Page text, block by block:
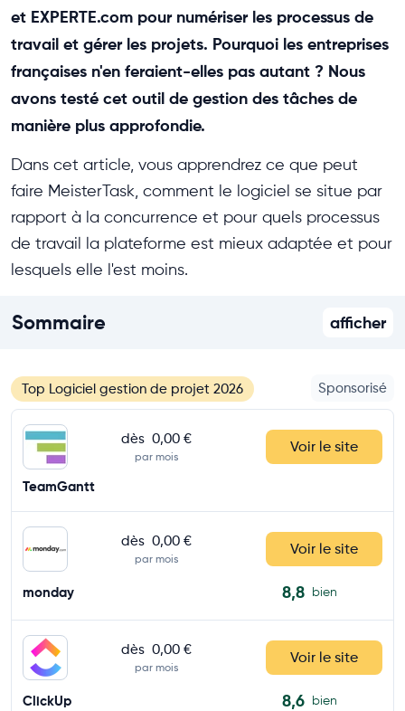
et EXPERTE.com pour numériser les processus de
travail et gérer les projets. Pourquoi les entreprises
françaises n'en feraient-elles pas autant ? Nous
avons testé cet outil de gestion des tâches de
manière plus approfondie.
Dans cet article, vous apprendrez ce que peut
faire MeisterTask, comment le logiciel se situe par
rapport à la concurrence et pour quels processus
de travail la plateforme est mieux adaptée et pour
lesquels elle l'est moins.
Sommaire afficher
Top Logiciel gestion de projet 2026 Sponsorisé
dès 0,00 €
par mois
Voir le site
TeamGantt
dès 0,00 €
par mois
Voir le site
monday 8,8 bien
dès 0,00 €
par mois
Voir le site
ClickUp 8,6 bien